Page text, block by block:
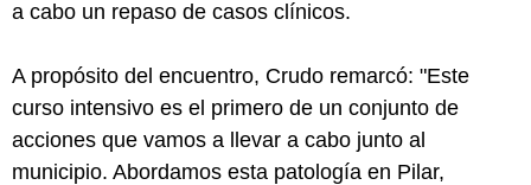
a cabo un repaso de casos clínicos.
A propósito del encuentro, Crudo remarcó: "Este
curso intensivo es el primero de un conjunto de
acciones que vamos a llevar a cabo junto al
municipio. Abordamos esta patología en Pilar,